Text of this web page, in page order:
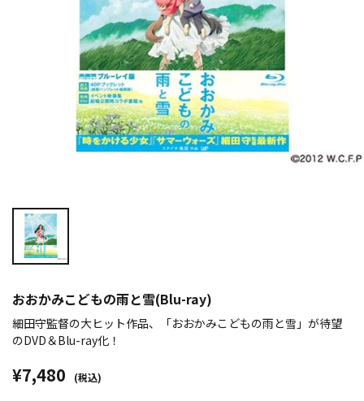
おおかみこどもの雨と雪(Blu-ray)
細田守監督の大ヒット作品、「おおかみこどもの雨と雪」が待望
のDVD＆Blu-ray化！
¥7,480 (税込)